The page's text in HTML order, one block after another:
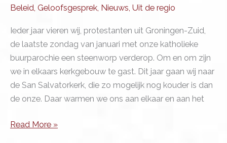
Beleid, Geloofsgesprek, Nieuws, Uit de regio
Ieder jaar vieren wij, protestanten uit Groningen-Zuid,
de laatste zondag van januari met onze katholieke
buurparochie een steenworp verderop. Om en om zijn
we in elkaars kerkgebouw te gast. Dit jaar gaan wij naar
de San Salvatorkerk, die zo mogelijk nog kouder is dan
de onze. Daar warmen we ons aan elkaar en aan het
Nicea
Read More »